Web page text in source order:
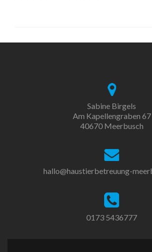
Sabine Birgels
Am Kapellengraben 67
40670 Meerbusch
hallo@haustierbetreuung-
0173 5436777